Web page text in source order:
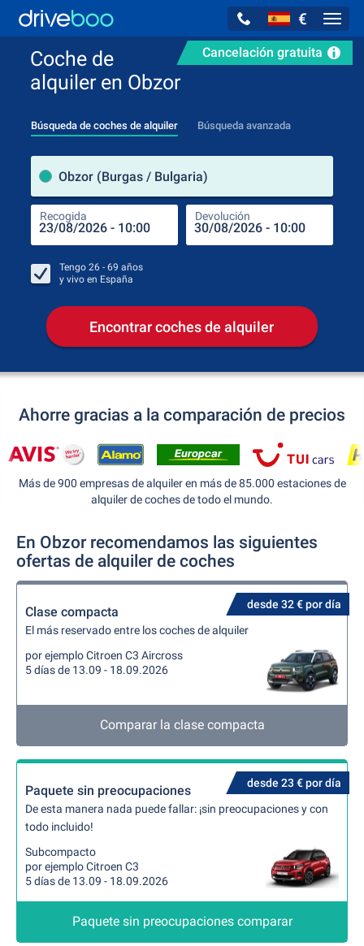
€
Cancelación gratuita
Coche de
alquiler en Obzor
Búsqueda de coches de alquiler Búsqueda avanzada
Obzor (Burgas / Bulgaria)
Recogida Devolución
Tengo 26 - 69 años
y vivo en España
Encontrar coches de alquiler
Ahorre gracias a la comparación de precios
Más de 900 empresas de alquiler en más de 85.000 estaciones de
alquiler de coches de todo el mundo.
En Obzor recomendamos las siguientes
ofertas de alquiler de coches
desde 32 € por día
Clase compacta
El más reservado entre los coches de alquiler
por ejemplo Citroen C3 Aircross
5 días de 13.09 - 18.09.2026
Comparar la clase compacta
desde 23 € por día
Paquete sin preocupaciones
De esta manera nada puede fallar: ¡sin preocupaciones y con
todo incluido!
Subcompacto
por ejemplo Citroen C3
5 días de 13.09 - 18.09.2026
Paquete sin preocupaciones comparar